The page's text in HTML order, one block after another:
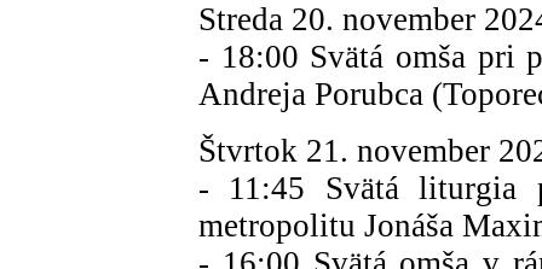
Streda 20. november
- 18:00 Svätá omša pri
Andreja Porubca
Štvrtok 21. november
- 11:45 Svätá liturgia
metropolitu Jonáša